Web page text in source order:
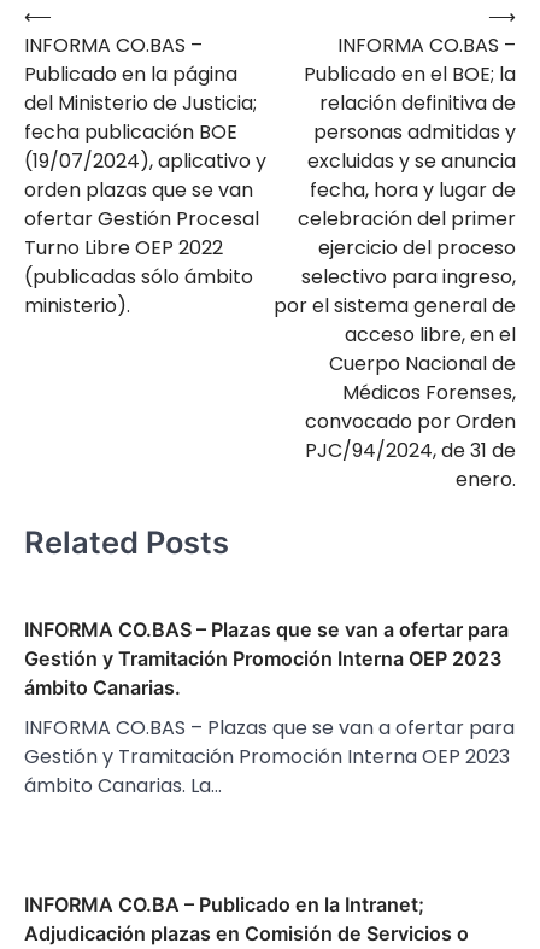
Navegación
de
entradas
⟵
INFORMA CO.BAS –
Publicado en la página
del Ministerio de Justicia;
fecha publicación BOE
(19/07/2024), aplicativo y
orden plazas que se van
ofertar Gestión Procesal
Turno Libre OEP 2022
(publicadas sólo ámbito
ministerio).
INFORMA CO.BAS –
Publicado en el BOE; la
relación definitiva de
personas admitidas y
excluidas y se anuncia
fecha, hora y lugar de
celebración del primer
ejercicio del proceso
selectivo para ingreso,
por el sistema general de
acceso libre, en el
Cuerpo Nacional de
Médicos Forenses,
convocado por Orden
PJC/94/2024, de 31 de
enero.
⟶
Related Posts
INFORMA CO.BAS – Plazas que se van a ofertar para
Gestión y Tramitación Promoción Interna OEP 2023
ámbito Canarias.
INFORMA CO.BAS – Plazas que se van a ofertar para
Gestión y Tramitación Promoción Interna OEP 2023
ámbito Canarias. La…
INFORMA CO.BA – Publicado en la Intranet;
Adjudicación plazas en Comisión de Servicios o